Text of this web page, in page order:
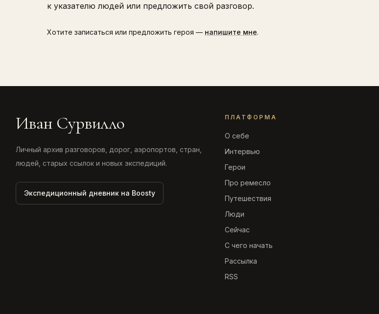
к указателю людей или предложить свой разговор.
Хотите записаться или предложить героя — напишите мне.
Иван Сурвилло
Личный архив разговоров, дорог, аэропортов, стран,
людей, старых ссылок и новых экспедиций.
Экспедиционный дневник на Boosty
ПЛАТФОРМА
О себе
Интервью
Герои
Про ремесло
Путешествия
Люди
Сейчас
С чего начать
Рассылка
RSS